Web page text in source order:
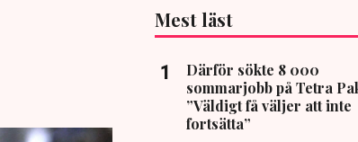
Mest läst
Därför sökte 8 000
sommarjobb på Tetra
”Väldigt få väljer att inte
fortsätta”